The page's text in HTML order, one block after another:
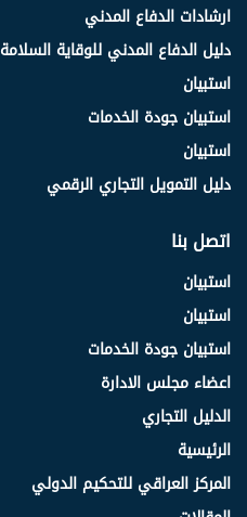
ارشادات الدفاع المدني
دليل الدفاع المدني للوقاية السلامة
استبيان
استبيان جودة الخدمات
استبيان
دليل التمويل التجاري الرقمي
اتصل بنا
استبيان
استبيان
استبيان جودة الخدمات
اعضاء مجلس الادارة
الدليل التجاري
الرئيسية
المركز العراقي للتحكيم الدولي